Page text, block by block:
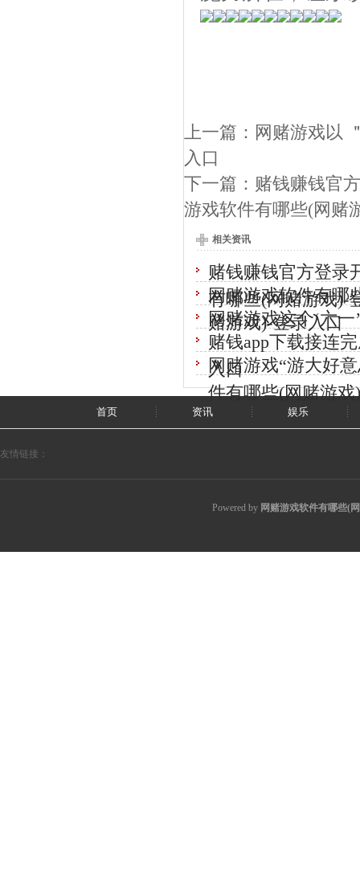
上一篇： 网赌游戏以
入口
下一篇： 赌钱赚钱官
游戏软件有哪些(网赌
相关资讯
赌钱赚钱官方登录
有哪些(网赌游戏)-
网赌游戏软件有哪
赌游戏)-登录入口
网赌游戏这个‘六
赌钱app下载接连
入口
网赌游戏“游大好
件有哪些(网赌游
首页 资讯 娱乐
友情链接：
Powered by 网赌游戏软件有哪些(